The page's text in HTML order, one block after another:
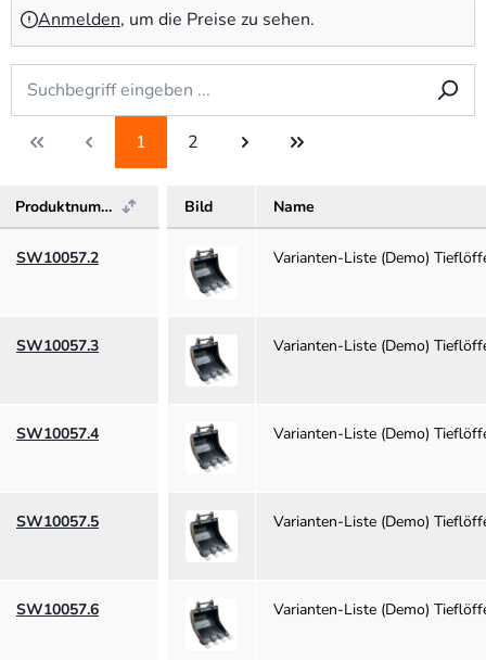
Anmelden, um die Preise zu sehen.
Seite
1 Seite
2
Produktnumm
er
SW10057.2
SW10057.3
SW10057.4
SW10057.5
SW10057.6
Bild Name
Varianten-Liste (Demo)
Varianten-Liste (Demo)
Varianten-Liste (Demo)
Varianten-Liste (Demo)
Varianten-Liste (Demo)